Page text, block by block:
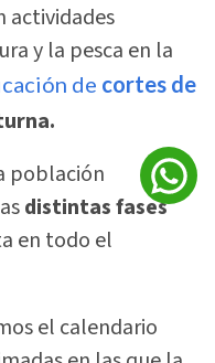
actividades
y la pesca en la
de cortes de
población
distintas fases
en todo el
el calendario